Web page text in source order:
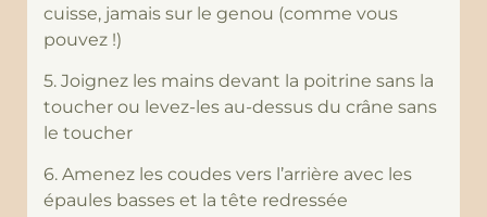
cuisse, jamais sur le genou (comme vous
pouvez !)
5. Joignez les mains devant la poitrine sans la
toucher ou levez-les au-dessus du crâne sans
le toucher
6. Amenez les coudes vers l’arrière avec les
épaules basses et la tête redressée